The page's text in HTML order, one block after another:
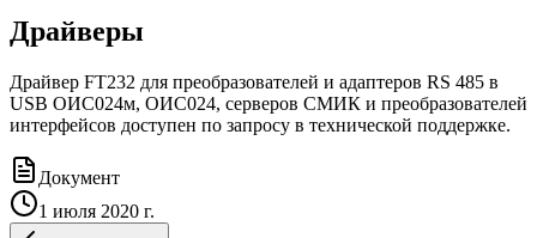
Драйверы
Драйвер FT232 для преобразователей и адаптеров RS 485 в
USB ОИС024м, ОИС024, серверов СМИК и преобразователей
интерфейсов доступен по запросу в технической поддержке.
Документ
1 июля 2020 г.